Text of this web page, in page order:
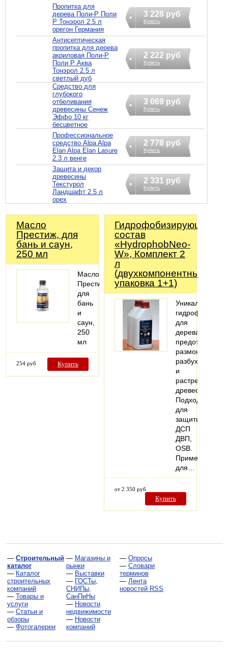
Пропитка для
дерева Поли-Р Поли
Р Тонэрол 2.5 л
орегон Германия
3 228 руб
Купить
Антисептическая
пропитка для дерева
акриловая Поли-Р
Поли Р Аква
Тонэрол 2.5 л
светлый дуб
2 222 руб
Купить
Средство для
глубокого
отбеливания
древесины Сенеж
Эффо 10 кг
бесцветное
3 069 руб
Купить
Профессиональное
средство Alpa Alpa
Elan Alpa Elan Lasure
2.3 л венге
2 778 руб
Купить
Защита и декор
древесины
Текстурол
Ландшафт 2.5 л
орех
2 331 руб
Купить
Масло
Престиж, для
бань и саун,
250 мл
Масло
Престиж,
для
бань
и
саун,
250
мл
254 руб Купить
Гидрофобизирующий
состав
«HydrophobNeo-
W», Комплект 2
л
(двухкомпонентный,
упаковка 1+1)
Уникальный
для
дерева,
предотвращает
размокание,
разбухание
и
древесины.
Подходит
для
защиты
ДСП
ДВП,
OSB.
Применяется
для…
от 2 350 руб
Купить
— Строительный
каталог
— Каталог
строительных
компаний
— Товары и
услуги
— Статьи и
обзоры
— Фотогалереи
— Магазины и
рынки
— Выставки
— ГОСТы,
СНИПы,
СанПиНы
— Новости
недвижимости
— Новости
компаний
— Опросы
— Словари
терминов
— Лента
новостей RSS